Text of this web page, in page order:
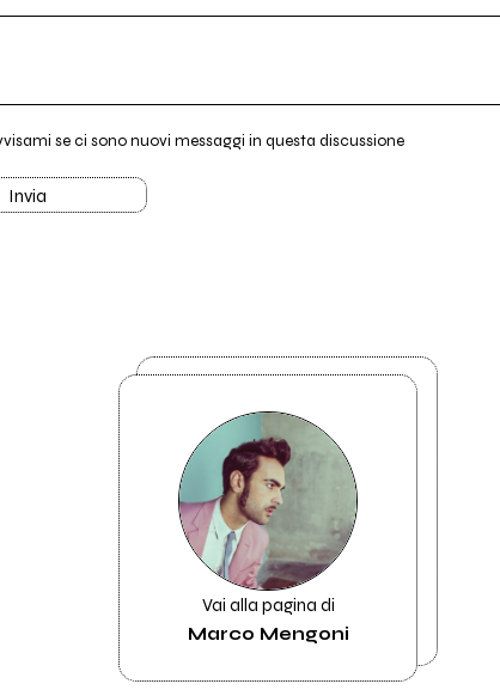
se ci sono nuovi messaggi in questa discussione
Invia
Vai alla pagina di
Marco Mengoni